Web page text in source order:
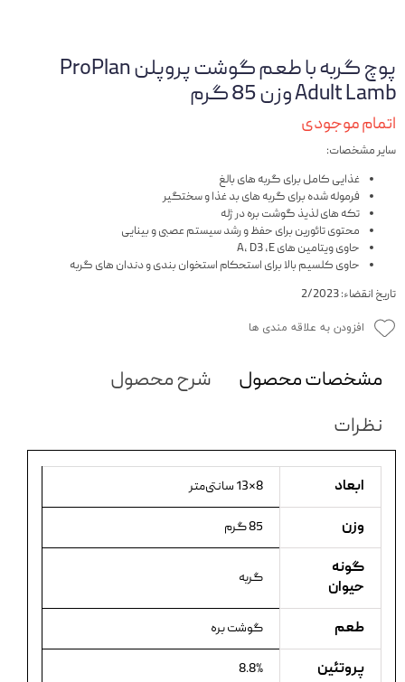
پوچ گربه با طعم گوشت پروپلن ProPlan
Adult Lamb وزن 85 گرم
اتمام موجودی
سایر مشخصات:
غذایی کامل برای گربه های بالغ
فرموله شده برای گربه های بد غذا و سختگیر
تکه های لذیذ گوشت بره در ژله
محتوی تائورین برای حفظ و رشد سیستم عصبی و بینایی
حاوی ویتامین های A, D3 ,E
حاوی کلسیم بالا برای استحکام استخوان بندی و دندان های گربه
تاریخ انقضاء: 2/2023
افزودن به علاقه مندی ها
مشخصات محصول
شرح محصول
نظرات
ابعاد 8×13 سانتی‌متر
وزن 85 گرم
گونه
حیوان
گربه
طعم گوشت بره
پروتئین 8.8%